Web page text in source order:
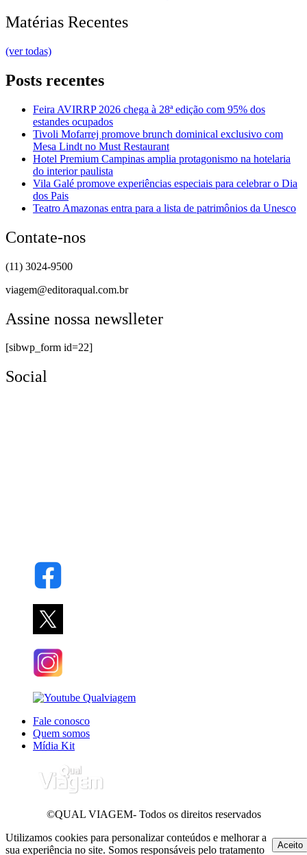
Matérias Recentes
(ver todas)
Posts recentes
Feira AVIRRP 2026 chega à 28ª edição com 95% dos
estandes ocupados
Tivoli Mofarrej promove brunch dominical exclusivo com
Mesa Lindt no Must Restaurant
Hotel Premium Campinas amplia protagonismo na hotelaria
do interior paulista
Vila Galé promove experiências especiais para celebrar o Dia
dos Pais
Teatro Amazonas entra para a lista de patrimônios da Unesco
Contate-nos
(11) 3024-9500
viagem@editoraqual.com.br
Assine nossa newslleter
[sibwp_form id=22]
Social
Fale conosco
Quem somos
Mídia Kit
©QUAL VIAGEM- Todos os direitos reservados
Utilizamos cookies para personalizar conteúdos e melhorar a
sua experiência no site. Somos responsáveis pelo tratamento
Aceito